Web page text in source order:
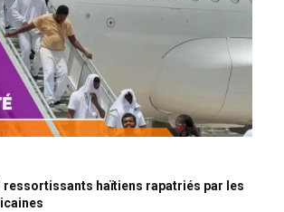
ressortissants haïtiens rapatriés par les